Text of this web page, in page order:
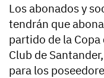
Los abonados y
tendrán que
partido de la Copa
Club de
para los